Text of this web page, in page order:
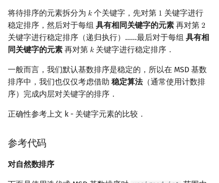
Pell 方程
将待排序的元素拆分为 𝑘
k 个关键字，先对第 1
1 关键字进行
稳定排序，然后对于每组 具有相同关键字的元素 再对第 2
2
关键字进行稳定排序（递归执行）……最后对于每组 具有相
同关键字的元素 再对第 𝑘
k 关键字进行稳定排序．
一般而言，我们默认基数排序是稳定的，所以在 MSD 基数
排序中，我们也仅仅考虑借助 稳定算法（通常使用计数排
序）完成内层对关键字的排序．
正确性参考上文 k - 关键字元素的比较．
参考代码
对自然数排序